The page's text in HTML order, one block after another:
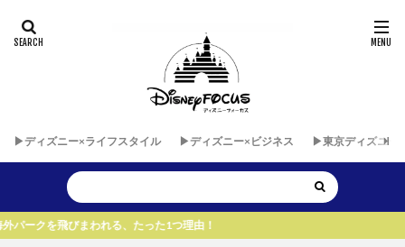
▶︎ディズニー×ライフスタイル ▶︎ディズニー×ビジネス ▶︎東京ディズニー
れる、たった1つ理由！